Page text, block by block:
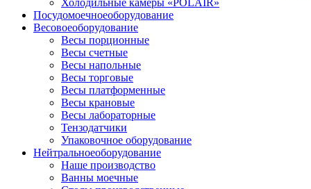
Посудомоечноеоборудование
Весовоеоборудование
Весы порционные
Весы счетные
Весы напольные
Весы торговые
Весы платформенные
Весы крановые
Весы лабораторные
Тензодатчики
Упаковочное оборудование
Нейтральноеоборудование
Наше производство
Ванны моечные